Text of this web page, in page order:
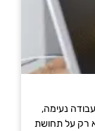
נעימה,
רק על תחושת